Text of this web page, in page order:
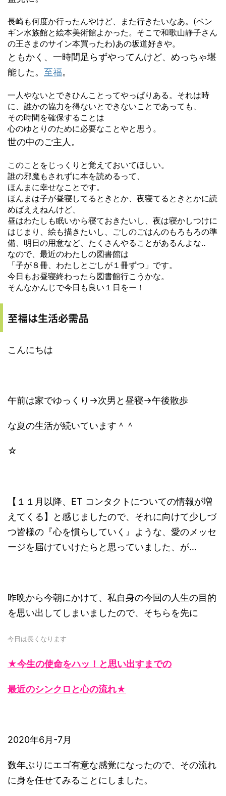
長崎も何度か行ったんやけど、また行きたいなあ。(ペン
ギン水族館と絵本美術館よかった。そこで和歌山静子さん
の王さまのサイン本買ったわ)あの坂道好きや。
ともかく、一時間足らずやってんけど、めっちゃ堪
能した。 至福。
一人やないとできひんことってやっぱりある。それは時
に、誰かの協力を得ないとできないことであっても、
その時間を確保することは
心のゆとりのために必要なことやと思う。
世の中のご主人。
このことをじっくりと覚えておいてほしい。
誰の邪魔もされずに本を読めるって、
ほんまに幸せなことです。
ほんまは子が昼寝してるときとか、夜寝てるときとかに読
めばええねんけど、
昼はわたしも眠いから寝ておきたいし、夜は寝かしつけに
はじまり、絵も描きたいし、ごしのごはんのもろもろの準
備、明日の用意など、たくさんやることがあるんよな‥
なので、最近のわたしの図書館は
「子が８冊、わたしとごしが１冊ずつ」です。
今日もお昼寝終わったら図書館行こうかな。
そんなかんじで今日も良い１日をー！
至福は生活必需品
こんにちは
午前は家でゆっくり→次男と昼寝→午後散歩
な夏の生活が続いています＾＾
☆
【１１月以降、ET コンタクトについての情報が増
えてくる】と感じましたので、それに向けて少しづ
つ皆様の『心を慣らしていく』ような、愛のメッセ
ージを届けていけたらと思っていました、が…
昨晩から今朝にかけて、私自身の今回の人生の目的
を思い出してしまいましたので、そちらを先に
今日は長くなります
★今生の使命をハッ！と思い出すまでの
最近のシンクロと心の流れ★
2020年6月-7月
数年ぶりにエゴ有意な感覚になったので、その流れ
に身を任せてみることにしました。